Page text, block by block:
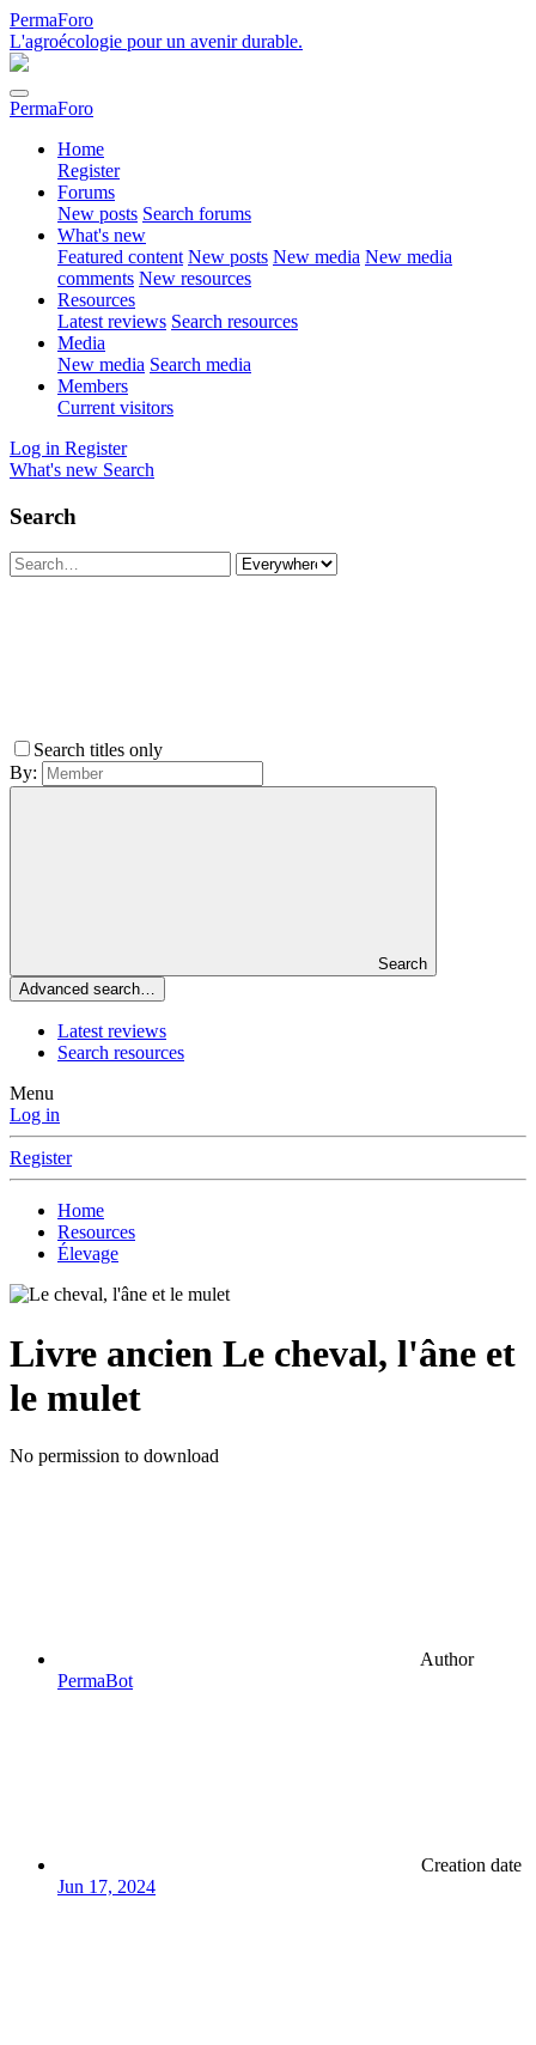
PermaForo
L'agroécologie pour un avenir durable.
PermaForo
Home
Register
Forums
New posts Search forums
What's new
Featured content New posts New media New media
comments New resources
Resources
Latest reviews Search resources
Media
New media Search media
Members
Current visitors
Log in Register
What's new Search
Search
Search titles only
By:
Search
Advanced search…
Latest reviews
Search resources
Menu
Log in
Register
Home
Resources
Élevage
Livre ancien Le cheval, l'âne et
le mulet
No permission to download
Author
PermaBot
Creation date
Jun 17, 2024